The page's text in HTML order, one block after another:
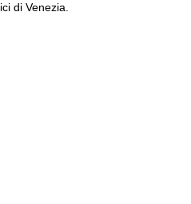
di Venezia.